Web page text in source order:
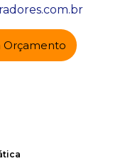
Orçamento